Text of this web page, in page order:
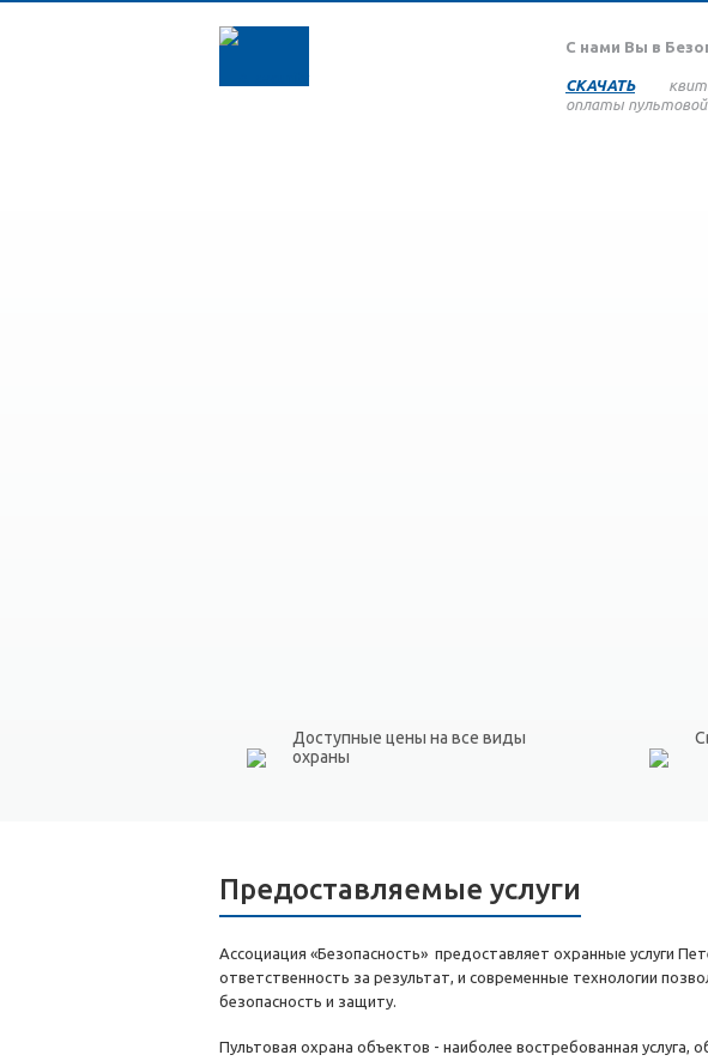
С нами Вы в
СКАЧАТЬ
оплаты
Доступные цены на все виды
охраны
Предоставляемые услуги
Ассоциация «Безопасность» предоставляет охранные услуги
ответственность за результат, и современные технологии
безопасность и защиту.
Пультовая охрана объектов - наиболее востребованная